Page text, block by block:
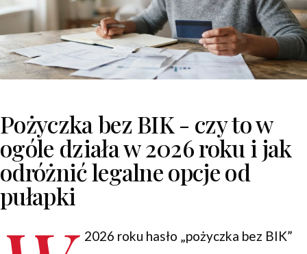
Pożyczka bez BIK - czy to w
ogóle działa w 2026 roku i jak
odróżnić legalne opcje od
pułapki
2026 roku hasło „pożyczka bez BIK”